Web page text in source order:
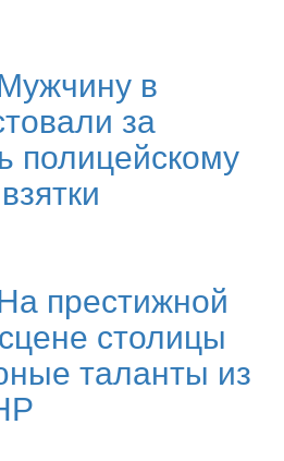
в
за
полицейскому
престижной
столицы
таланты из